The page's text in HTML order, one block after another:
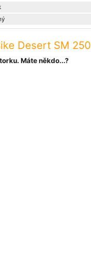
Desert SM 250
Máte někdo...?